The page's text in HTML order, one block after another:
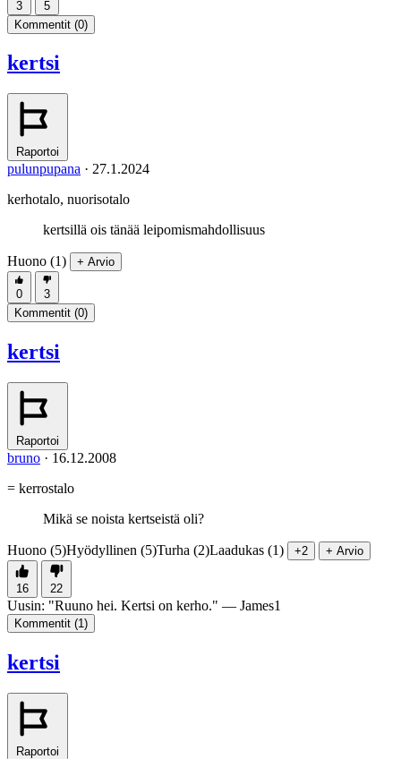
3
5
Kommentit (0)
kertsi
Raportoi
pulunpupana · 27.1.2024
kerhotalo, nuorisotalo
kertsillä ois tänää leipomismahdollisuus
Huono (1) + Arvio
0
3
Kommentit (0)
kertsi
Raportoi
bruno · 16.12.2008
= kerrostalo
Mikä se noista kertseistä oli?
Huono (5)Hyödyllinen (5)Turha (2)Laadukas (1) +2 + Arvio
16 22
Uusin: "Ruuno hei. Kertsi on kerho." — James1
Kommentit (1)
kertsi
Raportoi